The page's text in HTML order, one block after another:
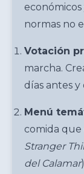
normas no
Votación
marcha.
días antes
Menú
comida que
Stranger
del Calamar